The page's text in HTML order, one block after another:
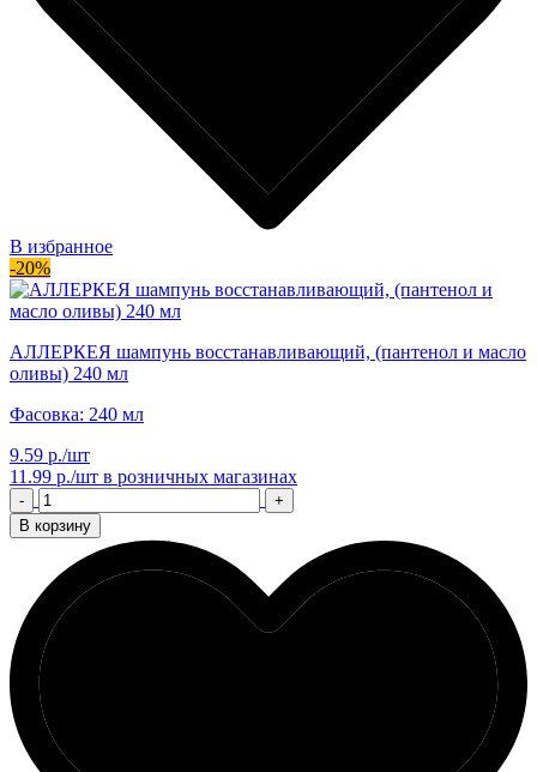
В избранное
-20%
АЛЛЕРКЕЯ шампунь восстанавливающий, (пантенол и масло
оливы) 240 мл
Фасовка: 240 мл
9.59 р./шт
11.99 р./шт в розничных магазинах
-
+
В корзину